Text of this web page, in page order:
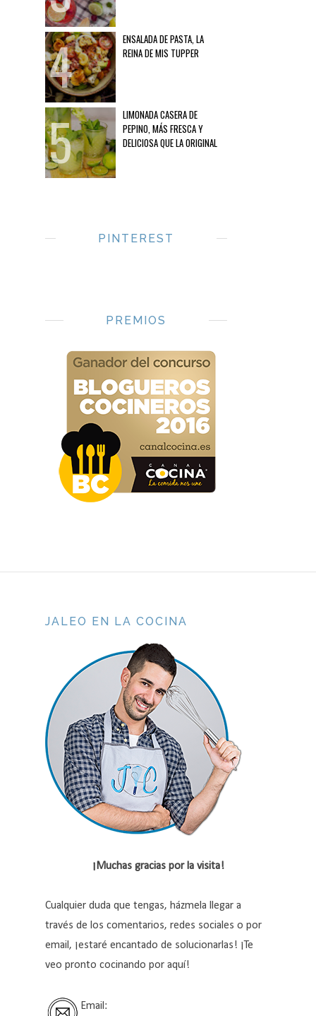
ENSALADA DE PASTA, LA
REINA DE MIS TUPPER
LIMONADA CASERA DE
PEPINO, MÁS FRESCA Y
DELICIOSA QUE LA ORIGINAL
PINTEREST
PREMIOS
JALEO EN LA COCINA
¡Muchas gracias por la visita!
Cualquier duda que tengas, házmela llegar a
través de los comentarios, redes sociales o por
email, ¡estaré encantado de solucionarlas! ¡Te
veo pronto cocinando por aquí!
Email: